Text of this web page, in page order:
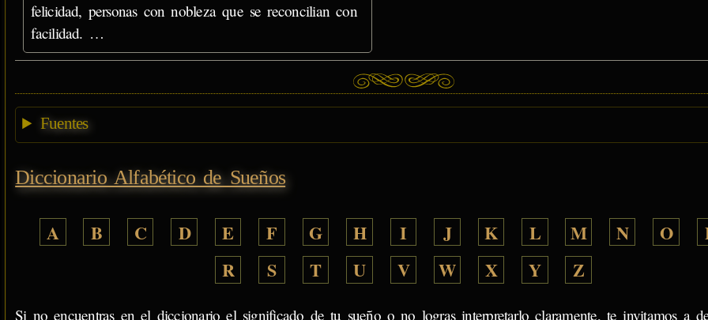
felicidad, personas con nobleza que se reconcilian con
facilidad. …
Fuentes
Diccionario Alfabético de Sueños
A B C D E F G H I J K L M N O
R
S T U V W X Y Z
Si no encuentras en el diccionario el significado de tu sueño o no logras interpretarlo claramente, te invitamos a